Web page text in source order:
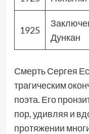
1925
Дункан
Смерть Сергея
трагическим
поэта. Его
пор, удивляя и
протяжении